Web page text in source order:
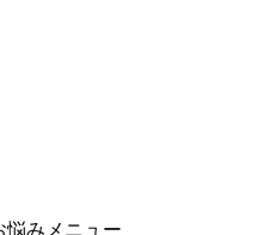
悩みメニュー